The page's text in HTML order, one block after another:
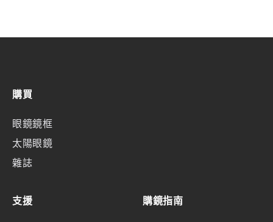
購買
眼鏡鏡框
太陽眼鏡
雜誌
支援 購鏡指南